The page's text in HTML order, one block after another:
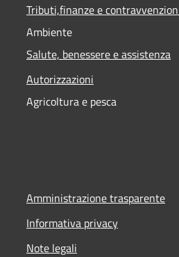
Tributi,finanze e
Ambiente
Salute, benessere e assistenza
Autorizzazioni
Agricoltura e pesca
Amministrazione trasparente
Informativa privacy
Note legali